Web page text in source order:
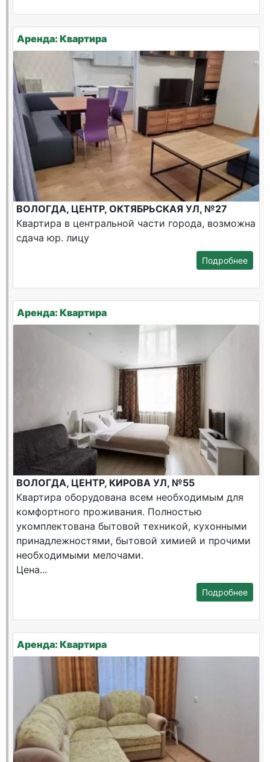
Аренда: Квартира
ВОЛОГДА, ЦЕНТР, ОКТЯБРЬСКАЯ УЛ, №27
Квартира в центральной части города, возможна
сдача юр. лицу
Подробнее
Аренда: Квартира
ВОЛОГДА, ЦЕНТР, КИРОВА УЛ, №55
Квартира оборудована всем необходимым для
комфортного проживания. Полностью
укомплектована бытовой техникой, кухонными
принадлежностями, бытовой химией и прочими
необходимыми мелочами.
Цена...
Подробнее
Аренда: Квартира